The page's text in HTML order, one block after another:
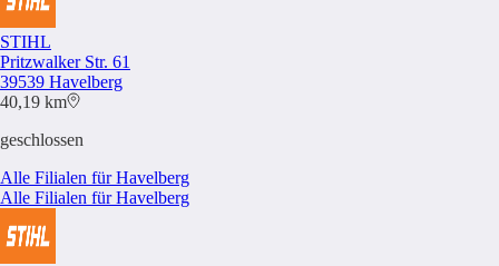
STIHL
Pritzwalker Str. 61
39539 Havelberg
40,19 km
geschlossen
Alle Filialen für Havelberg
Alle Filialen für Havelberg